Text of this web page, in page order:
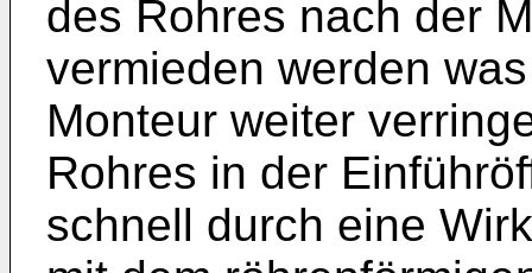
des Rohres nach der
vermieden werden
Monteur weiter
Rohres in der
schnell durch eine